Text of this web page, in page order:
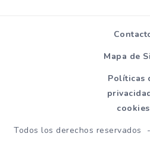
Mapa de
Políticas
cookies
Todos los derechos reservados